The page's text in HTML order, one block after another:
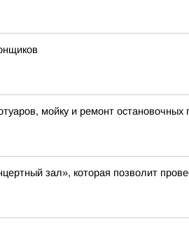
мойку и ремонт
зал», которая позволит